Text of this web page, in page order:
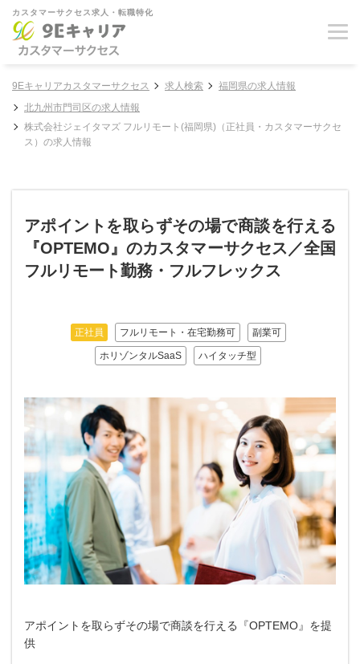
カスタマーサクセス求人・転職特化
9Eキャリアカスタマーサクセス 求人検索
福岡県の求人情報
北九州市門司区の求人情報
株式会社ジェイタマズ フルリモート(福岡県)（正社員・カスタマーサクセ
ス）の求人情報
アポイントを取らずその場で商談を行える
『OPTEMO』のカスタマーサクセス／全国
フルリモート勤務・フルフレックス
正社員 フルリモート・在宅勤務可 副業可
ホリゾンタルSaaS ハイタッチ型
アポイントを取らずその場で商談を行える『OPTEMO』を提
供